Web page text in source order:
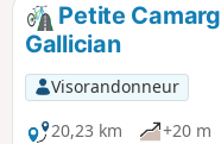
Petite
Gallician
Visorandonneur
20,23 km
+20 m